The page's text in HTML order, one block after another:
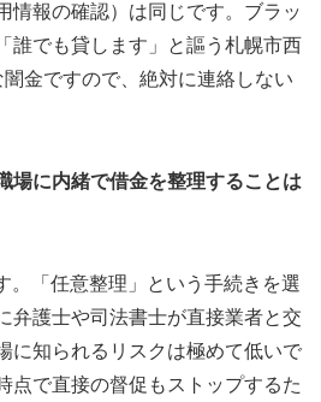
情報の確認）は同じです。ブラッ
誰でも貸します」と謳う札幌市西
金ですので、絶対に連絡しない
場に内緒で借金を整理することは
。「任意整理」という手続きを選
弁護士や司法書士が直接業者と交
に知られるリスクは極めて低いで
点で直接の督促もストップするた